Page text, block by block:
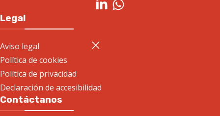
Legal
Aviso legal
Política de cookies
Política de privacidad
Declaración de accesibilidad
Contáctanos